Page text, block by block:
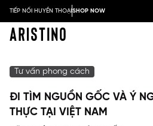
TIẾP NỐI HUYỀN THOẠISHOP NOW
Tư vấn phong cách
ĐI TÌM NGUỒN GỐC VÀ Ý
THỰC TẠI VIỆT NAM